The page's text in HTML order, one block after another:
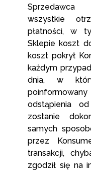
Sprzedawca
wszystkie
płatności, w
Sklepie koszt
koszt pokrył
każdym
dnia, w
odstąpienia
zostanie
samych
przez
transakcji,
zgodził się na